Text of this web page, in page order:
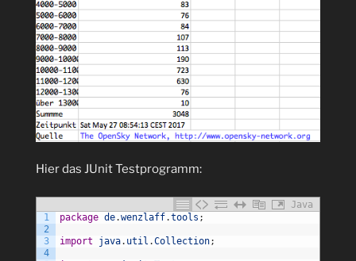
Hier das JUnit Testprogramm:
Java
1
2
3
4
package de.wenzlaff.tools ;
import java. util .Collection;